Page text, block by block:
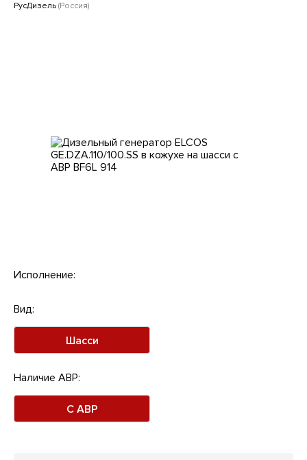
РусДизель (Россия)
Исполнение:
Вид:
Шасси
Наличие АВР:
С АВР